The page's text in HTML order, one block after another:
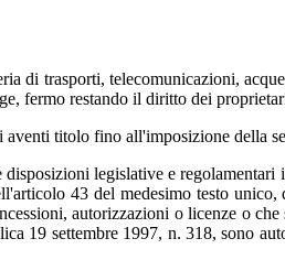
di trasporti, telecomunicazioni,
fermo restando il diritto dei
titolo fino all'imposizione della
legislative e
43 del medesimo testo
autorizzazioni o licenze o
19 settembre 1997, n. 318, sono